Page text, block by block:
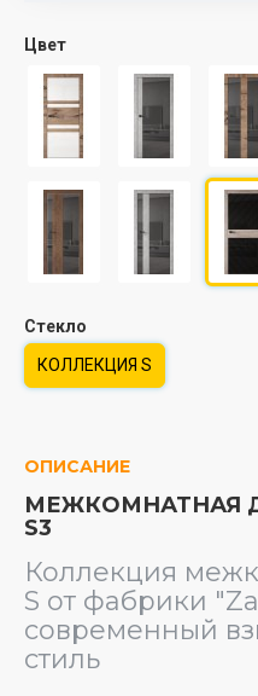
Цвет
Стекло
КОЛЛЕКЦИЯ S
ОПИСАНИЕ
МЕЖКОМНАТНАЯ
S3
Коллекция
S от фабрики
современный
стиль